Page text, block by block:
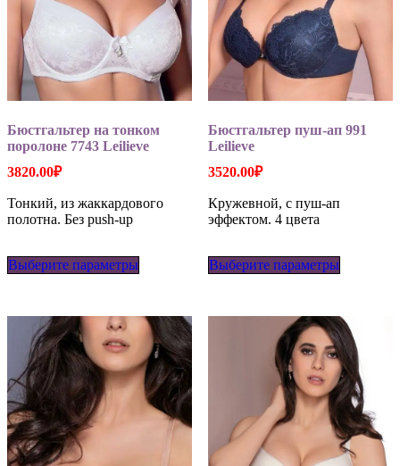
Бюстгальтер на тонком
поролоне 7743 Leilieve
3820.00₽
Тонкий, из жаккардового
полотна. Без push-up
Выберите параметры
вариаций.
Опции
можно
выбрать
на
странице
товара.
Бюстгальтер пуш-ап 991
Leilieve
3520.00₽
Кружевной, с пуш-ап
эффектом. 4 цвета
Выберите параметры
Опции
можно
выбрать
на
странице
товара.